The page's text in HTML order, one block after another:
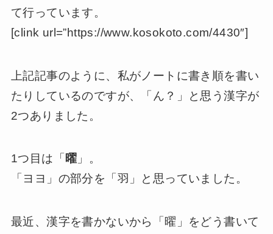
て行っています。
[clink url=”https://www.kosokoto.com/4430″]
上記記事のように、私がノートに書き順を書い
たりしているのですが、「ん？」と思う漢字が
2つありました。
1つ目は「 曜 」。
「ヨヨ」の部分を「羽」と思っていました。
最近、漢字を書かないから「曜」をどう書いて